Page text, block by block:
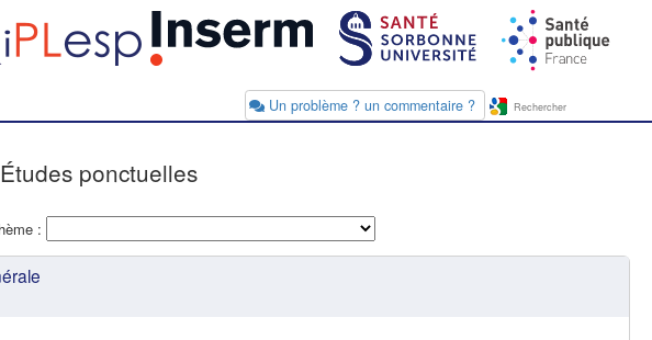
Un problème ? un commentaire ?
Études ponctuelles
: